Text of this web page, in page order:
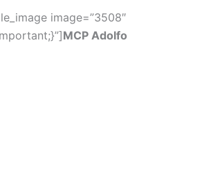
image=”3508″
MCP Adolfo